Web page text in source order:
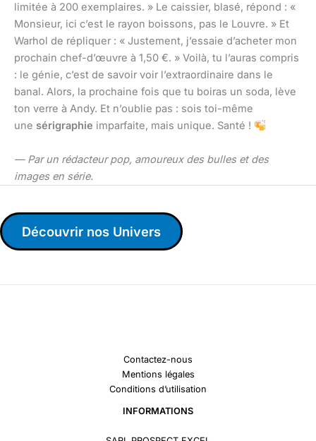
limitée à 200 exemplaires. » Le caissier, blasé, répond : «
Monsieur, ici c’est le rayon boissons, pas le Louvre. » Et
Warhol de répliquer : « Justement, j’essaie d’acheter mon
prochain chef-d’œuvre à 1,50 €. » Voilà, tu l’auras compris
: le génie, c’est de savoir voir l’extraordinaire dans le
banal. Alors, la prochaine fois que tu boiras un soda, lève
ton verre à Andy. Et n’oublie pas : sois toi-même
une sérigraphie imparfaite, mais unique. Santé !
— Par un rédacteur pop, amoureux des bulles et des
images en série.
Découvrir nos Univers
Contactez-nous
Mentions légales
Conditions d’utilisation
INFORMATIONS